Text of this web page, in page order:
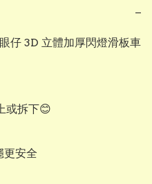
−
3D 立體加厚閃燈滑板車
或拆下😊
更安全